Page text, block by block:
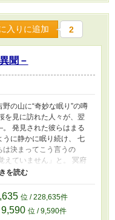
入りに追加 2
聞－
の山に“奇妙な眠り”の噂
を見に訪れた人々が、翌
発見された彼らはまる
うに静かに眠り続け、 七
は決まってこう言うの
ていません」と。 冥府
ナと黒野アイリは、この
るため、 奈良・吉野の山
彼らが辿り着いたのは、
い場所—— 誰にも気づか
一本の桜の木だった。
位 / 228,635件
9,590 位 / 9,590件